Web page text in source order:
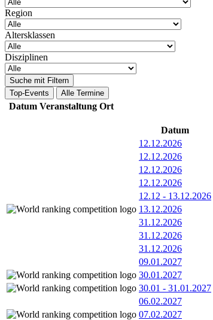
Region
Altersklassen
Disziplinen
Suche mit Filtern
Top-Events
Alle Termine
Datum Veranstaltung Ort
Datum
12.12.2026
12.12.2026
12.12.2026
12.12.2026
12.12 - 13.12.2026
13.12.2026
31.12.2026
31.12.2026
31.12.2026
09.01.2027
30.01.2027
30.01 - 31.01.2027
06.02.2027
07.02.2027